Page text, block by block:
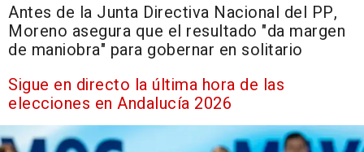
Antes de la Junta Directiva Nacional del PP,
Moreno asegura que el resultado "da margen
de maniobra" para gobernar en solitario
Sigue en directo la última hora de las
elecciones en Andalucía 2026